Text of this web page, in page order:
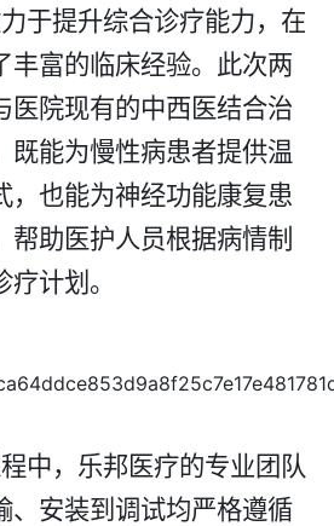
于提升综合诊疗能力，在
丰富的临床经验。此次两
医院现有的中西医结合治
既能为慢性病患者提供温
，也能为神经功能康复患
帮助医护人员根据病情制
计划。​
中，乐邦医疗的专业团队
、安装到调试均严格遵循